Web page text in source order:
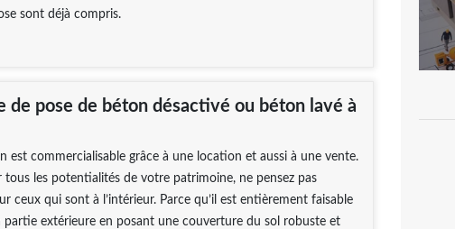
sont déjà compris.
de pose de béton désactivé ou béton lavé à
est commercialisable grâce à une location et aussi à une vente.
tous les potentialités de votre patrimoine, ne pensez pas
ceux qui sont à l’intérieur. Parce qu’il est entièrement faisable
partie extérieure en posant une couverture du sol robuste et